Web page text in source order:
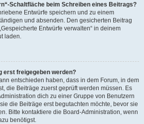
Schaltfläche beim Schreiben eines Beitrags?
Entwürfe speichern und zu einem
und absenden. Den gesicherten Beitrag
Entwürfe verwalten“ in deinem
laden.
erst freigegeben werden?
entschieden haben, dass in dem Forum, in dem
die Beiträge zuerst geprüft werden müssen. Es
dich zu einer Gruppe von Benutzern
die Beiträge erst begutachten möchte, bevor sie
Bitte kontaktiere die Board-Administration, wenn
benötigst.